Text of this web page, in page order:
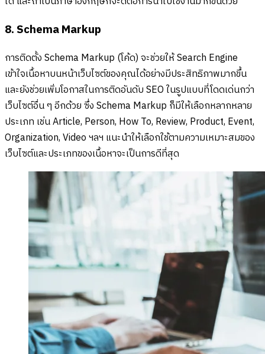
8. Schema Markup
การติดตั้ง Schema Markup (โค้ด) จะช่วยให้ Search Engine
เข้าใจเนื้อหาบนหน้าเว็บไซต์ของคุณได้อย่างมีประสิทธิภาพมากขึ้น
และยังช่วยเพิ่มโอกาสในการติดอันดับ SEO ในรูปแบบที่โดดเด่นกว่า
เว็บไซต์อื่น ๆ อีกด้วย ซึ่ง Schema Markup ก็มีให้เลือกหลากหลาย
ประเภท เช่น Article, Person, How To, Review, Product, Event,
Organization, Video ฯลฯ แนะนำให้เลือกใช้ตามความเหมาะสมของ
เว็บไซต์และประเภทของเนื้อหาจะเป็นการดีที่สุด